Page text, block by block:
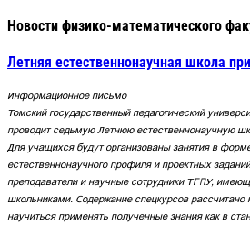
Новости физико-математического
Летняя естественнонаучная школа
Информационное письмо
Томский государственный педагогический
проводит седьмую Летнюю естественнонаучную
Для учащихся будут организованы занятия в
естественнонаучного профиля и проектных
преподаватели и научные сотрудники ТГПУ,
школьниками. Содержание спецкурсов
научиться применять полученные знания как в